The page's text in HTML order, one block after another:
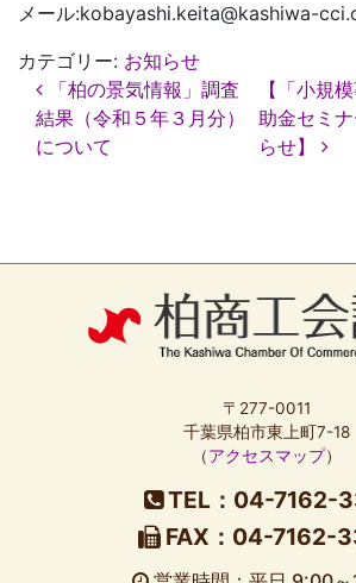
メール:kobayashi.keita@kashiwa-
カテゴリー: お知らせ
投
稿
ナ
ビ
ン
「柏の景気情報」調査
結果（令和５年３月分）
について
【「小規
助金セミ
らせ】
〒277-0011
千葉県柏市東上町7-18
（アクセスマップ）
TEL：04-7162-
FAX：04-7162-